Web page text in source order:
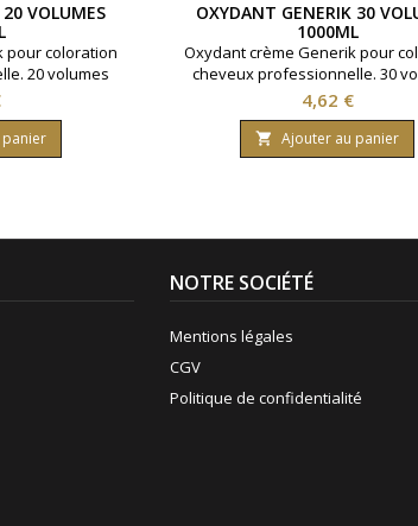
VOLUMES
pour coloration
20 volumes
Formule
en huile
( limnanthes
1000 ml.
OXYDANT GENERIK 30
1000ML
Oxydant crème Generik pour
cheveux professionnelle. 30
contenant 9% d'eau oxygénée.
avec une enrichissement en
protectrice reine des près (
alba ).Bouteille contenant
Prix
4,62 €
 Ajouter au panier
NOTRE SOCIÉTÉ
Mentions légales
CGV
Politique de confidentialité